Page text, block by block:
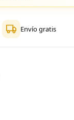
Envío gratis